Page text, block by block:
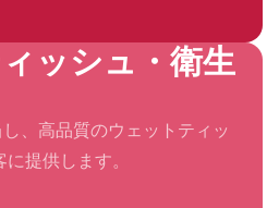
ッシュ・衛生
、高品質のウェットティッ
提供します。